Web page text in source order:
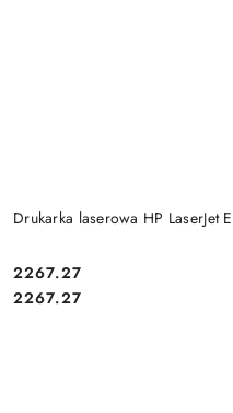
Drukarka laserowa HP LaserJet
Cena:
2267.27
Cena:
2267.27